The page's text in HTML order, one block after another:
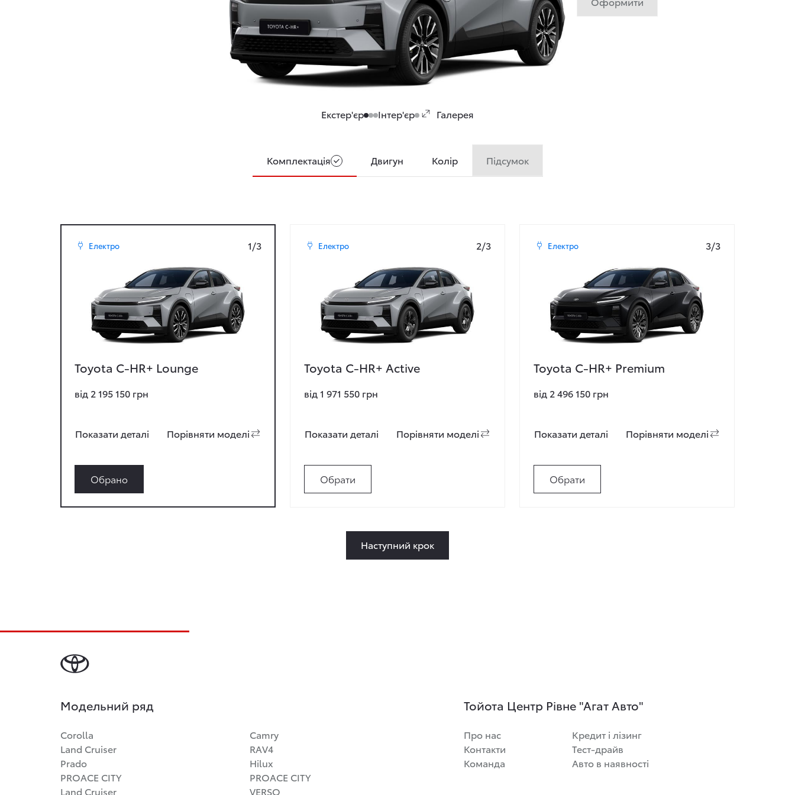
Екстер'єр Інтер'єр Галерея
Комплектація Двигун Колір Підсумок
Електро 1/3
Toyota C-HR+ Lounge
від 2 195 150 грн
Показати деталi Порiвняти моделi
Обрано
Електро 2/3
Toyota C-HR+ Active
від 1 971 550 грн
Показати деталi Порiвняти моделi
Обрати
Електро 3/3
Toyota C-HR+ Premium
від 2 496 150 грн
Показати деталi Порiвняти моделi
Обрати
Наступний крок
Модельний ряд
Corolla
Land Cruiser
Prado
PROACE CITY
Land Cruiser
Camry
RAV4
Hilux
PROACE CITY
VERSO
Тойота Центр Рівне "Агат Авто"
Про нас
Контакти
Команда
Кредит і лізинг
Тест-драйв
Авто в наявності